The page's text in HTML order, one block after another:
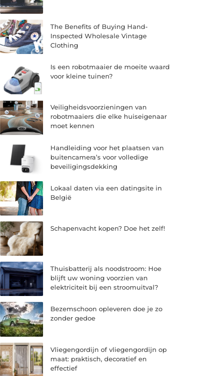
The Benefits of Buying Hand-
Inspected Wholesale Vintage
Clothing
Is een robotmaaier de moeite waard
voor kleine tuinen?
Veiligheidsvoorzieningen van
robotmaaiers die elke huiseigenaar
moet kennen
Handleiding voor het plaatsen van
buitencamera’s voor volledige
beveiligingsdekking
Lokaal daten via een datingsite in
België
Schapenvacht kopen? Doe het zelf!
Thuisbatterij als noodstroom: Hoe
blijft uw woning voorzien van
elektriciteit bij een stroomuitval?
Bezemschoon opleveren doe je zo
zonder gedoe
Vliegengordijn of vliegengordijn op
maat: praktisch, decoratief en
effectief